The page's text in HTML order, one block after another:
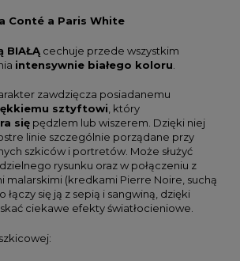
Conté a Paris White
BIAŁĄ cechuje przede wszystkim
intensywnie białego koloru
zawdzięcza posiadanemu
sztyftowi, który
się pędzlem lub wiszerem. Dzięki niej
linie szczególnie porządane przy
szkiców i portretów. Może służyć
rysunku oraz w połączeniu z
malarskimi (kredkami Pierre Noire, suchą
łączy się ją z sepią i sangwiną, dzięki
ciekawe efekty światłocieniowe.